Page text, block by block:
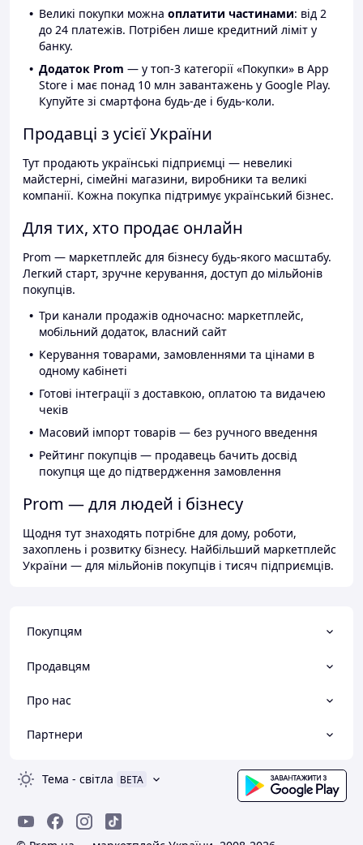
Великі покупки можна оплатити частинами: від 2
до 24 платежів. Потрібен лише кредитний ліміт у
банку.
Додаток Prom — у топ-3 категорії «Покупки» в App
Store і має понад 10 млн завантажень у Google Play.
Купуйте зі смартфона будь-де і будь-коли.
Продавці з усієї України
Тут продають українські підприємці — невеликі
майстерні, сімейні магазини, виробники та великі
компанії. Кожна покупка підтримує український бізнес.
Для тих, хто продає онлайн
Prom — маркетплейс для бізнесу будь-якого масштабу.
Легкий старт, зручне керування, доступ до мільйонів
покупців.
Три канали продажів одночасно: маркетплейс,
мобільний додаток, власний сайт
Керування товарами, замовленнями та цінами в
одному кабінеті
Готові інтеграції з доставкою, оплатою та видачею
чеків
Масовий імпорт товарів — без ручного введення
Рейтинг покупців — продавець бачить досвід
покупця ще до підтвердження замовлення
Prom — для людей і бізнесу
Щодня тут знаходять потрібне для дому, роботи,
захоплень і розвитку бізнесу. Найбільший маркетплейс
України — для мільйонів покупців і тисяч підприємців.
Покупцям
Продавцям
Про нас
Партнери
Тема - світла BETA